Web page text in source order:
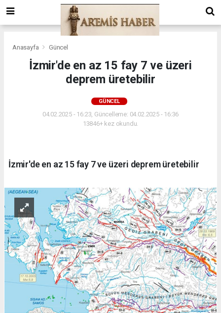
Anasayfa Güncel
İzmir'de en az 15 fay 7 ve üzeri
deprem üretebilir
GÜNCEL
04.02.2025 - 16:23, Güncelleme: 04.02.2025 - 16:36
13846+ kez okundu.
İzmir'de en az 15 fay 7 ve üzeri deprem üretebilir